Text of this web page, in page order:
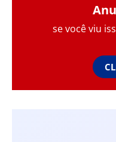
se você viu